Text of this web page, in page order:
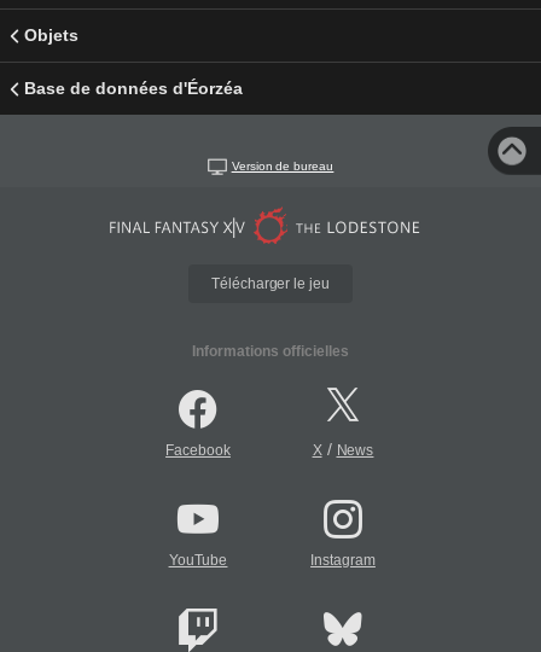
Objets
Base de données d'Éorzéa
Version de bureau
Télécharger le jeu
Informations officielles
Facebook X/ News
YouTube Instagram